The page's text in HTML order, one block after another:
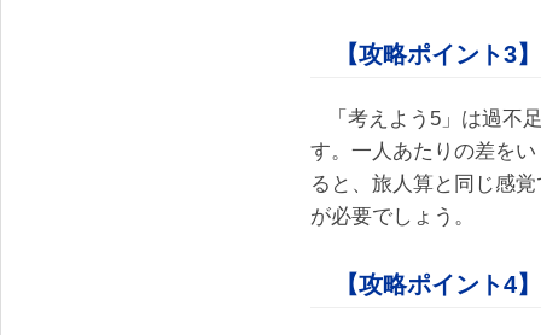
【攻略ポイント3】
「考えよう5」は過不
す。一人あたりの差を
ると、旅人算と同じ感
が必要でしょう。
【攻略ポイント4】